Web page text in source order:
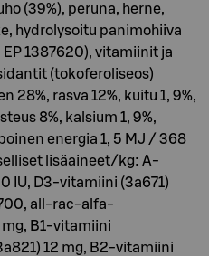
(39%), peruna, herne,
hydrolysoitu panimohiiva
EP 1387620), vitamiinit ja
(tokoferoliseos)
28%, rasva 12%, kuitu 1, 9%,
8%, kalsium 1, 9%,
energia 1, 5 MJ / 368
lisäaineet/kg: A-
IU, D3-vitamiini (3a671)
all-rac-alfa-
B1-vitamiini
12 mg, B2-vitamiini